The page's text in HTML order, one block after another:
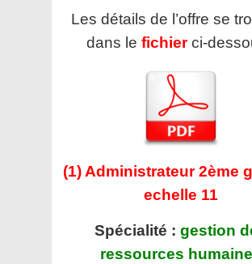
Les détails de l’offre se
dans le fichier ci-
(1) Administrateur 2ème
echelle 11
Spécialité : gestion
ressources